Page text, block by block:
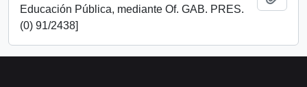
Educación Pública, mediante Of. GAB. PRES.
(0) 91/2438]